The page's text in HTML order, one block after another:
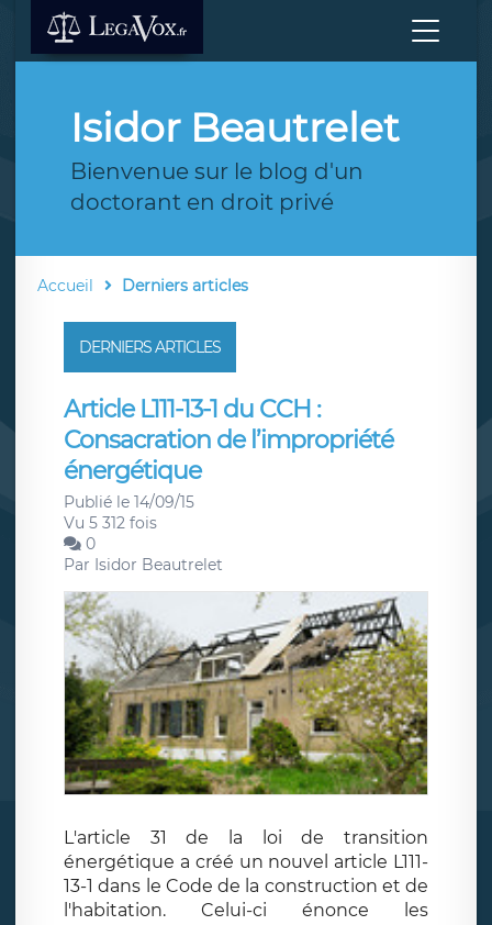
Isidor Beautrelet
Bienvenue sur le blog d'un
doctorant en droit privé
Accueil Derniers articles
DERNIERS ARTICLES
Article L111-13-1 du CCH :
Consacration de l’impropriété
énergétique
Publié le 14/09/15
Vu 5 312 fois
0
Par Isidor Beautrelet
L'article 31 de la loi de transition
énergétique a créé un nouvel article L111-
13-1 dans le Code de la construction et de
l'habitation. Celui-ci énonce les